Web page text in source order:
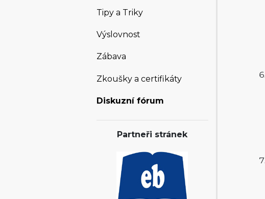
Tipy a Triky
Výslovnost
Zábava
Zkoušky a certifikáty
Diskuzní fórum
Partneři stránek